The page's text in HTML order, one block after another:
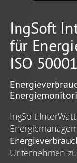
IngSoft
für
ISO 50001
IngSoft
Unternehmen